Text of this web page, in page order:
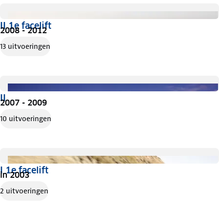
II 1e facelift
2008 - 2012
13 uitvoeringen
II
2007 - 2009
10 uitvoeringen
I 1e facelift
in 2003
2 uitvoeringen